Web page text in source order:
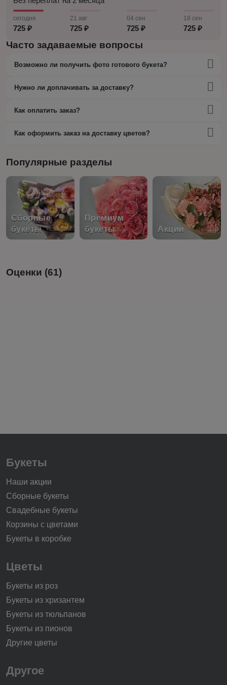
сегодня
725 ₽
21 авг
725 ₽
04 сен
725 ₽
18 сен
725 ₽
Часто задаваемые вопросы
Возможно ли получить фото готового букета?
Нужно ли доплачивать за доставку?
Как оплатить заказ?
Как оформить заказ на доставку цветов?
Популярные разделы
Сборные
букеты
Премиум
букеты
Акции
Оценки (61)
Букеты
Наши акции
Сборные букеты
Свадебные букеты
Корзины с цветами
Букеты в коробке
Цветы
Букеты из роз
Букеты из хризантем
Букеты из тюльпанов
Букеты из пионов
Другие цветы
Другое